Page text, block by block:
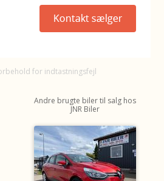
for indtastningsfejl
Andre brugte biler til salg hos
JNR Biler